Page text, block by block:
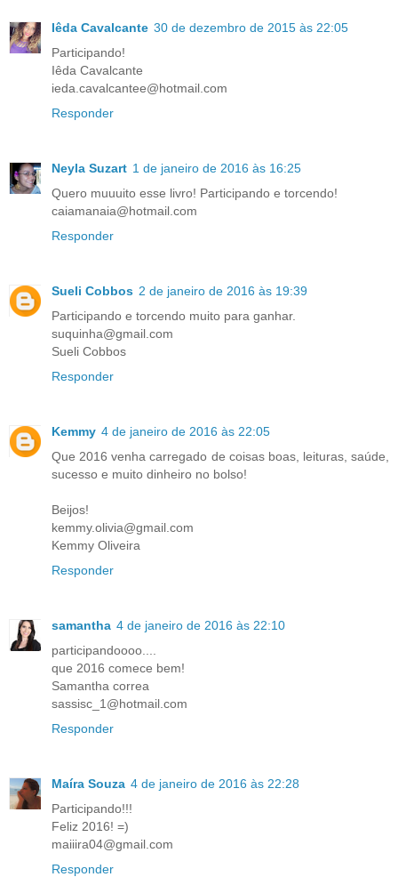
Iêda Cavalcante 30 de dezembro de 2015 às 22:05
Participando!
Iêda Cavalcante
ieda.cavalcantee@hotmail.com
Responder
Neyla Suzart 1 de janeiro de 2016 às 16:25
Quero muuuito esse livro! Participando e torcendo!
caiamanaia@hotmail.com
Responder
Sueli Cobbos 2 de janeiro de 2016 às 19:39
Participando e torcendo muito para ganhar.
suquinha@gmail.com
Sueli Cobbos
Responder
Kemmy 4 de janeiro de 2016 às 22:05
Que 2016 venha carregado de coisas boas, leituras, saúde,
sucesso e muito dinheiro no bolso!
Beijos!
kemmy.olivia@gmail.com
Kemmy Oliveira
Responder
samantha 4 de janeiro de 2016 às 22:10
participandoooo....
que 2016 comece bem!
Samantha correa
sassisc_1@hotmail.com
Responder
Maíra Souza 4 de janeiro de 2016 às 22:28
Participando!!!
Feliz 2016! =)
maiiira04@gmail.com
Responder